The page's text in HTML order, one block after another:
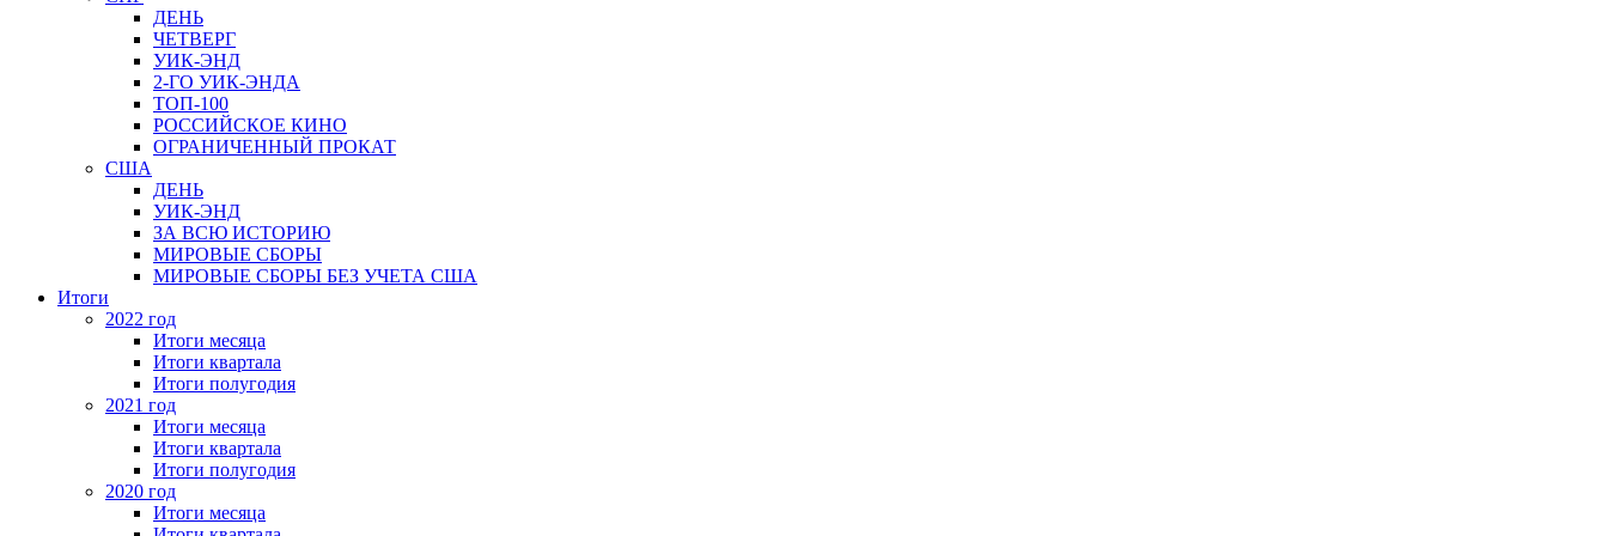
ДЕНЬ
ЧЕТВЕРГ
УИК-ЭНД
2-ГО УИК-ЭНДА
ТОП-100
РОССИЙСКОЕ КИНО
ОГРАНИЧЕННЫЙ ПРОКАТ
США
ДЕНЬ
УИК-ЭНД
ЗА ВСЮ ИСТОРИЮ
МИРОВЫЕ СБОРЫ
МИРОВЫЕ СБОРЫ БЕЗ УЧЕТА США
Итоги
2022 год
Итоги месяца
Итоги квартала
Итоги полугодия
2021 год
Итоги месяца
Итоги квартала
Итоги полугодия
2020 год
Итоги месяца